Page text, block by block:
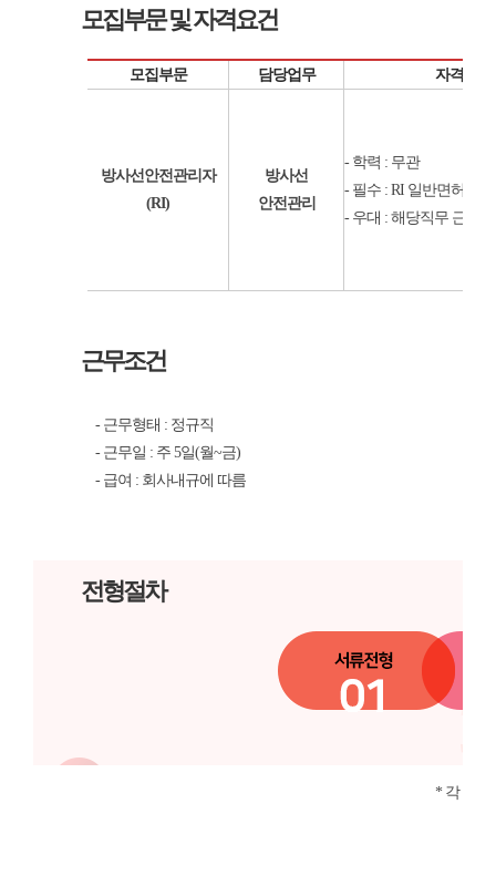
모집부문 및 자격요건
모집부문 담당업무 자격요건
방사선안전관리자
(RI)
방사선
안전관리
- 학력 : 무관
- 필수 : RI 일반면허 소
- 우대 : 해당직무 근무
근무조건
- 근무형태 : 정규직
- 근무일 : 주 5일(월~금)
- 급여 : 회사내규에 따름
전형절차
* 각 사무